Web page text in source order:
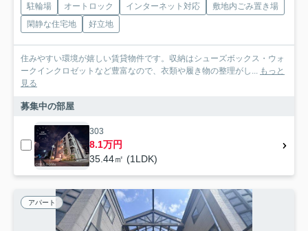
駐輪場 オートロック インターネット対応
敷地内ごみ置き場
閑静な住宅地
好立地
住みやすい環境が嬉しい賃貸物件です。収納はシューズボックス・ウォ
ークインクロゼットなど豊富なので、衣類や履き物の整理がし...
もっと
見る
募集中の部屋
303
8.1万円
35.44㎡ (1LDK)
アパート